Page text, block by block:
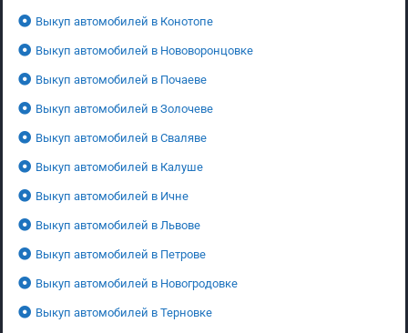
Выкуп автомобилей в Конотопе
Выкуп автомобилей в Нововоронцовке
Выкуп автомобилей в Почаеве
Выкуп автомобилей в Золочеве
Выкуп автомобилей в Сваляве
Выкуп автомобилей в Калуше
Выкуп автомобилей в Ичне
Выкуп автомобилей в Львове
Выкуп автомобилей в Петрове
Выкуп автомобилей в Новогродовке
Выкуп автомобилей в Терновке